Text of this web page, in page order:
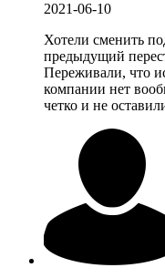
2021-06-10
Хотели сменить
предыдущий
Переживали, что
компании нет
четко и не